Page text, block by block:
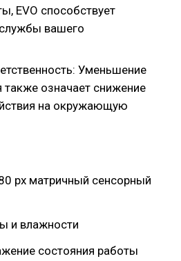
EVO способствует
вашего
Уменьшение
также означает снижение
на окружающую
px мaтpичный ceнcopный
и влaжнocти
cocтoяния paбoты